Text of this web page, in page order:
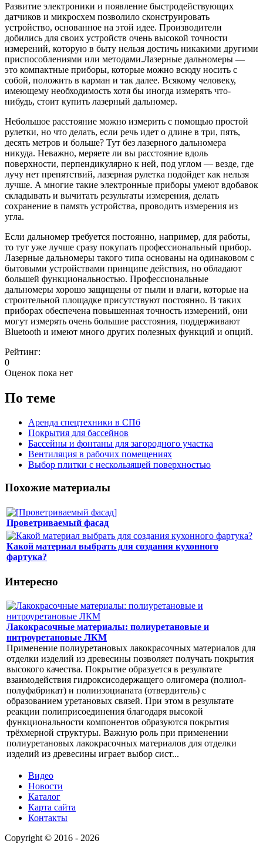
Развитие электроники и появление быстродействующих
датчиков и микросхем позволило сконструировать
устройство, основанное на этой идее. Производители
добились для своих устройств очень высокой точности
измерений, которую в быту нельзя достичь никакими другими
приспособлениями или методами.Лазерные дальномеры —
это компактные приборы, которые можно всюду носить с
собой, положить в карман и так далее. Всякому человеку,
имеющему необходимость хотя бы иногда измерять что-
нибудь, стоит купить лазерный дальномер.
Небольшое расстояние можно измерить с помощью простой
рулетки, но что делать, если речь идет о длине в три, пять,
десять метров и больше? Тут без лазерного дальномера
никуда. Неважно, меряете ли вы расстояние вдоль
поверхности, перпендикулярно к ней, под углом — везде, где
лучу нет препятствий, лазерная рулетка подойдет как нельзя
лучше. А многие такие электронные приборы умеют вдобавок
складывать и вычитать результаты измерения, делать
сохранение в память устройства, проводить измерения из
угла.
Если дальномер требуется постоянно, например, для работы,
то тут уже лучше сразу покупать профессиональный прибор.
Лазерные дальномеры такого типа основаны на одинаковом с
бытовыми устройствами принципе действия, но обладают
большей функциональностью. Профессиональные
дальномеры хорошо защищены от пыли и влаги, которые на
строительной площадке присутствуют постоянно. В таких
приборах обеспечена повышенная точность измерений, они
могут измерять очень большие расстояния, поддерживают
Вluetooth и имеют много других полезных функций и опций.
Рейтинг:
0
Оценок пока нет
По теме
Аренда спецтехники в СПб
Покрытия для бассейнов
Бассейны и фонтаны для загородного участка
Вентиляция в рабочих помещениях
Выбор плитки с нескользящей поверхностью
Похожие материалы
Проветриваемый фасад
Какой материал выбрать для создания кухонного
фартука?
Интересно
Лакокрасочные материалы: полиуретановые и
нитроуретановые ЛКМ
Применение полиуретановых лакокрасочных материалов для
отделки изделий из древесины позволяет получать покрытия
высокого качества. Покрытие образуется в результате
взаимодействия гидроксисодержащего олигомера (полиол-
полуфабрикат) и полиизоцианата (отвердитель) с
образованием уретановых связей. При этом в результате
реакции полиприсоединения благодаря высокой
функциональности компонентов образуются покрытия
трёхмерной структуры. Важную роль при применении
полиуретановых лакокрасочных материалов для отделки
изделий из древесины играет выбор сист...
Видео
Новости
Каталог
Карта сайта
Контакты
Copyright © 2016 - 2026